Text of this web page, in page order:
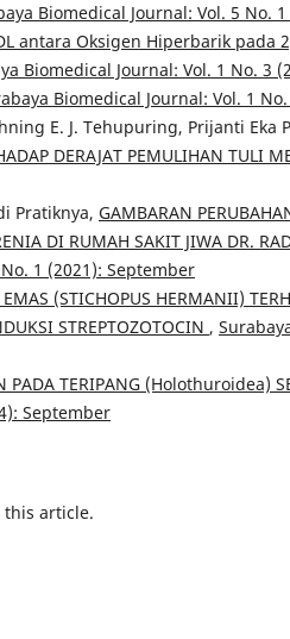
Biomedical Journal: Vol. 5 No.
antara Oksigen Hiperbarik pada
Biomedical Journal: Vol. 1 No. 3
Biomedical Journal: Vol. 1
E. J. Tehupuring, Prijanti Eka
DERAJAT PEMULIHAN TULI
Pratiknya, GAMBARAN
DI RUMAH SAKIT JIWA DR.
1 (2021): September
(STICHOPUS HERMANII)
STREPTOZOTOCIN ,
PADA TERIPANG (Holothuroidea)
September
this article.